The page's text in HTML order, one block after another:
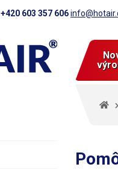
+420 603 357 606